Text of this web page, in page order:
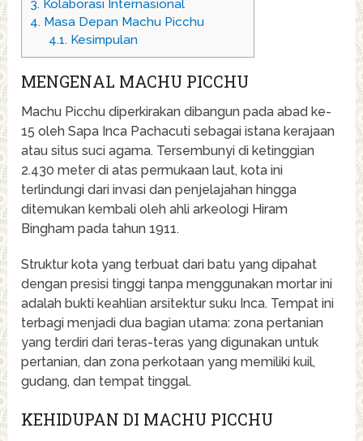
3. Kolaborasi Internasional
4. Masa Depan Machu Picchu
4.1.Kesimpulan
MENGENAL MACHU PICCHU
Machu Picchu diperkirakan dibangun pada abad ke-
15 oleh Sapa Inca Pachacuti sebagai istana kerajaan
atau situs suci agama. Tersembunyi di ketinggian
2.430 meter di atas permukaan laut, kota ini
terlindungi dari invasi dan penjelajahan hingga
ditemukan kembali oleh ahli arkeologi Hiram
Bingham pada tahun 1911.
Struktur kota yang terbuat dari batu yang dipahat
dengan presisi tinggi tanpa menggunakan mortar ini
adalah bukti keahlian arsitektur suku Inca. Tempat ini
terbagi menjadi dua bagian utama: zona pertanian
yang terdiri dari teras-teras yang digunakan untuk
pertanian, dan zona perkotaan yang memiliki kuil,
gudang, dan tempat tinggal.
KEHIDUPAN DI MACHU PICCHU